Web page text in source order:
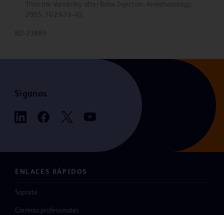
Than the Variability after Bolus Injection. Anesthesiology;
2005, 102:639–45.
BD-23889
Síganos
ENLACES RÁPIDOS
Soporte
Carreras profesionales